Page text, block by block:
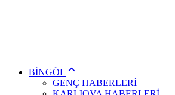
BİNGÖL
GENÇ HABERLERİ